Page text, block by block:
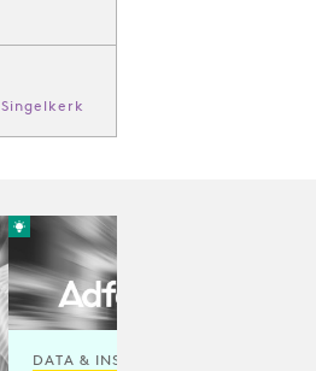
DATA & INSIGHTS